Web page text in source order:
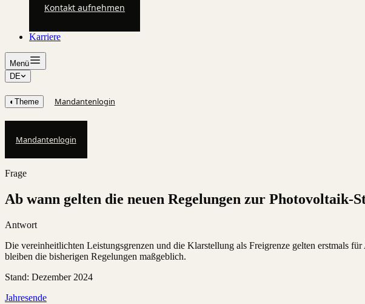
Kontakt aufnehmen
Karriere
Menü
DE
◐ Theme Mandantenlogin
Mandantenlogin
Frage
Ab wann gelten die neuen Regelungen zur Photovoltaik-
Antwort
Die vereinheitlichten Leistungsgrenzen und die Klarstellung als Freigrenze gelten erstmals
bleiben die bisherigen Regelungen maßgeblich.
Stand: Dezember 2024
Jahresende